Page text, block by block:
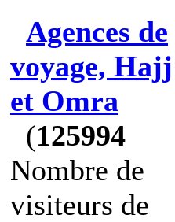
Agences de
voyage, Hajj
et Omra
(125994
Nombre de
visiteurs de